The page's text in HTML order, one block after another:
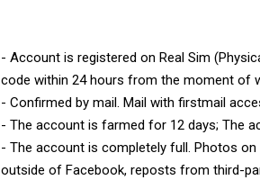
- Account is registered on Real Sim
code within 24 hours from the moment of
- Confirmed by mail. Mail with firstmail
- The account is farmed for 12 days; The
- The account is completely full. Photos
outside of Facebook, reposts from third-